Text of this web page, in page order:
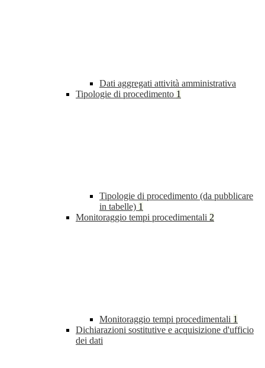
Dati aggregati attività amministrativa
Tipologie di procedimento 1
Tipologie di procedimento (da pubblicare
in tabelle) 1
Monitoraggio tempi procedimentali 2
Monitoraggio tempi procedimentali 1
Dichiarazioni sostitutive e acquisizione d'ufficio
dei dati